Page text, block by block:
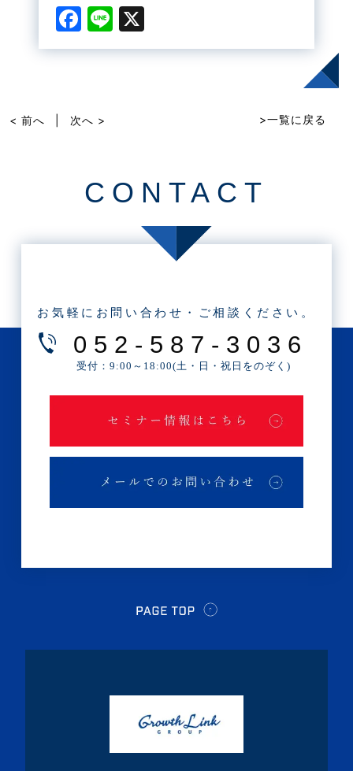
F
a
b
k
Li
n
X
>一覧に戻る
< 前へ 次へ >
CONTACT
お気軽にお問い合わせ・ご相談ください。
052-587-3036
受付：9:00～18:00(土・日・祝日をのぞく)